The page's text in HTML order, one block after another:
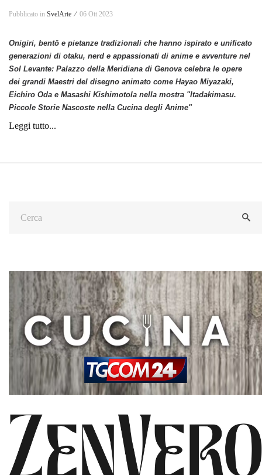
Pubblicato in SvelArte ⁄ 06 Ott 2023
Onigiri, bentō e pietanze tradizionali che hanno ispirato e unificato
generazioni di otaku, nerd e appassionati di anime e avventure nel
Sol Levante: Palazzo della Meridiana di Genova celebra le opere
dei grandi Maestri del disegno animato come Hayao Miyazaki,
Eichiro Oda e Masashi Kishimotola nella mostra "Itadakimasu.
Piccole Storie Nascoste nella Cucina degli Anime"
Leggi tutto...